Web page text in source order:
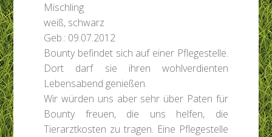
Mischling
weiß, schwarz
Geb.: 09.07.2012
Bounty befindet sich auf einer Pflegestelle.
Dort darf sie ihren wohlverdienten
Lebensabend genießen.
Wir würden uns aber sehr über Paten für
Bounty freuen, die uns helfen, die
Tierarztkosten zu tragen. Eine Pflegestelle